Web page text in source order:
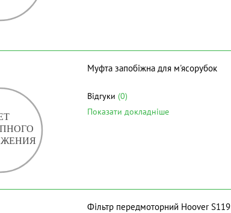
Муфта запобіжна для м'ясорубок
Відгуки (0)
Показати докладніше
Фільтр передмоторний Hoover S119